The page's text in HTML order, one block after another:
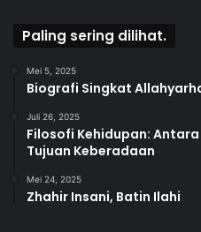
Paling sering dilihat.
Mei 5, 2025
Biografi Singkat
Juli 26, 2025
Filosofi Kehidupan:
Tujuan Keberadaan
Mei 24, 2025
Zhahir Insani, Batin Ilahi